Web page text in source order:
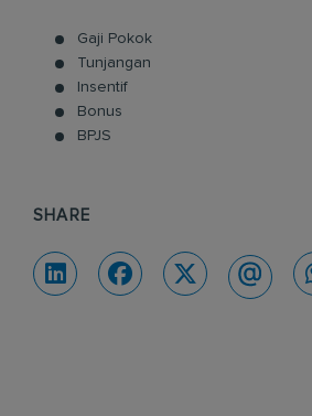
Gaji Pokok
Tunjangan
Insentif
Bonus
BPJS
SHARE